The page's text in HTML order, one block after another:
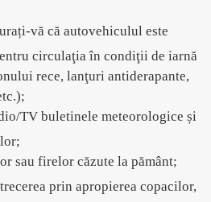
vă că autovehiculul este
circulaţia în condiţii de iarnă
rece, lanţuri antiderapante,
TV buletinele meteorologice și
sau firelor căzute la pământ;
prin apropierea copacilor,